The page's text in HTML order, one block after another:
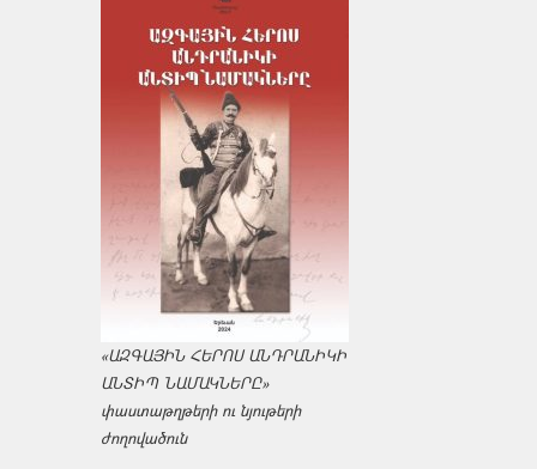
«ԱԶԳԱՅԻՆ ՀԵՐՈՍ ԱՆԴՐԱՆԻԿԻ
ԱՆՏԻՊ ՆԱՄԱԿՆԵՐԸ»
փաստաթղթերի ու նյութերի
ժողովածուն